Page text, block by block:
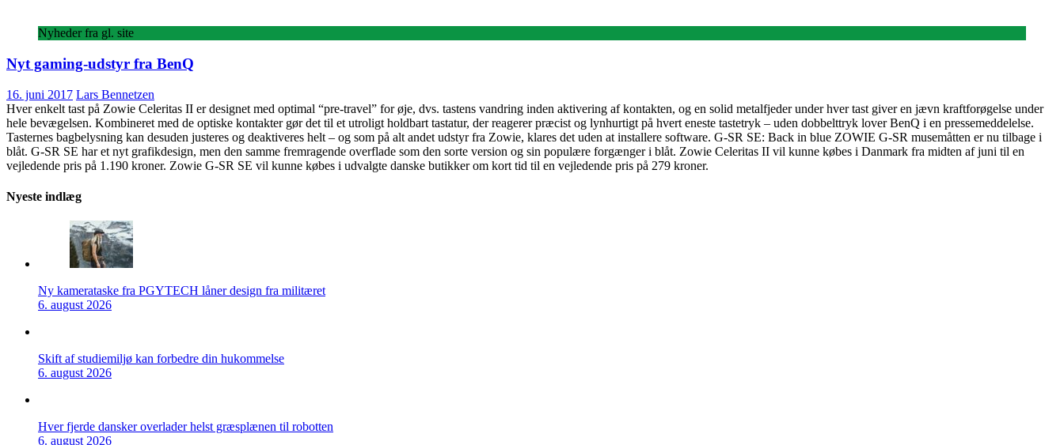
Nyheder fra gl. site
Nyt gaming-udstyr fra BenQ
16. juni 2017 Lars Bennetzen
Hver enkelt tast på Zowie Celeritas II er designet med optimal “pre-travel” for øje, dvs. tastens vandring inden aktivering af kontakten, og en solid metalfjeder under hver tast giver en jævn kraftforøgelse under
hele bevægelsen. Kombineret med de optiske kontakter gør det til et utroligt holdbart tastatur, der reagerer præcist og lynhurtigt på hvert eneste tastetryk – uden dobbelttryk lover BenQ i en pressemeddelelse.
Tasternes bagbelysning kan desuden justeres og deaktiveres helt – og som på alt andet udstyr fra Zowie, klares det uden at installere software. G-SR SE: Back in blue ZOWIE G-SR musemåtten er nu tilbage i
blåt. G-SR SE har et nyt grafikdesign, men den samme fremragende overflade som den sorte version og sin populære forgænger i blåt. Zowie Celeritas II vil kunne købes i Danmark fra midten af juni til en
vejledende pris på 1.190 kroner. Zowie G-SR SE vil kunne købes i udvalgte danske butikker om kort tid til en vejledende pris på 279 kroner.
Nyeste indlæg
Ny kamerataske fra PGYTECH låner design fra militæret
6. august 2026
Skift af studiemiljø kan forbedre din hukommelse
6. august 2026
Hver fjerde dansker overlader helst græsplænen til robotten
6. august 2026